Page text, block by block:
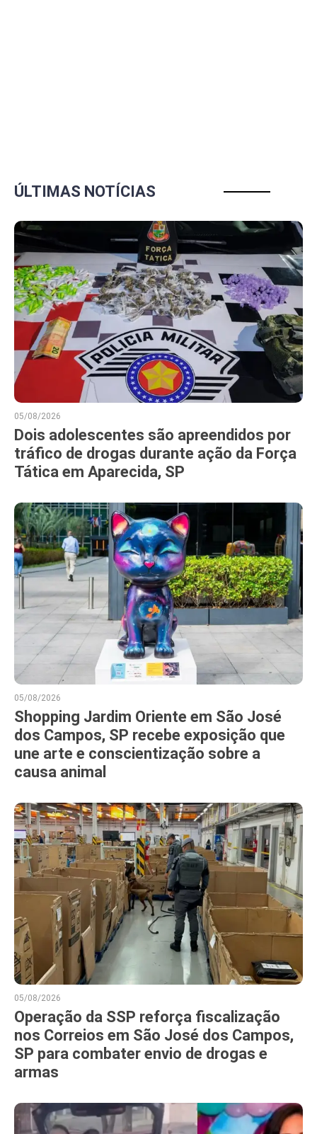
ÚLTIMAS NOTÍCIAS
05/08/2026
Dois adolescentes são apreendidos por
tráfico de drogas durante ação da Força
Tática em Aparecida, SP
05/08/2026
Shopping Jardim Oriente em São José
dos Campos, SP recebe exposição que
une arte e conscientização sobre a
causa animal
05/08/2026
Operação da SSP reforça fiscalização
nos Correios em São José dos Campos,
SP para combater envio de drogas e
armas